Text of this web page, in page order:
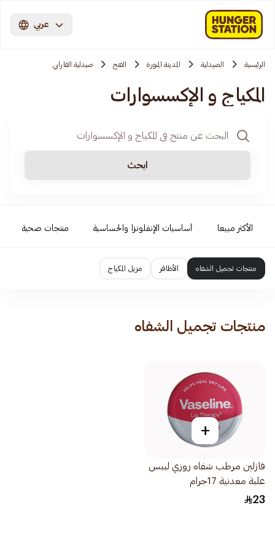
عربي
الرئيسية الصيدلية المدينة المنورة الفتح صيدلية الفارابي
المكياج و الإكسسوارات
ابحث
الأكثر مبيعا أساسيات الإنفلونزا والحساسية منتجات صحية
منتجات تجميل الشفاه الأظافر مزيل المكياج
منتجات تجميل الشفاه
+
فازلين مرطب شفاه روزي ليبس
علبة معدنية 17جرام
23